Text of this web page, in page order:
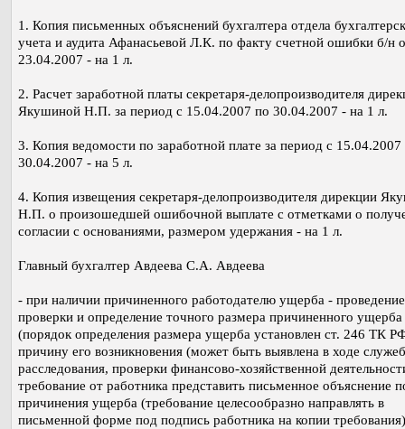
1. Копия письменных объяснений бухгалтера отдела
учета и аудита Афанасьевой Л.К. по факту счетной ошибки б/н
23.04.2007 - на 1 л.
2. Расчет заработной платы секретаря-делопроизводителя
Якушиной Н.П. за период с 15.04.2007 по 30.04.2007 - на 1 л.
3. Копия ведомости по заработной плате за период с 15.04.2007
30.04.2007 - на 5 л.
4. Копия извещения секретаря-делопроизводителя дирекции
Н.П. о произошедшей ошибочной выплате с отметками о
согласии с основаниями, размером удержания - на 1 л.
Главный бухгалтер Авдеева С.А. Авдеева
- при наличии причиненного работодателю ущерба - проведение
проверки и определение точного размера причиненного ущерба
(порядок определения размера ущерба установлен ст. 246 ТК
причину его возникновения (может быть выявлена в ходе
расследования, проверки финансово-хозяйственной
требование от работника представить письменное объяснение
причинения ущерба (требование целесообразно направлять в
письменной форме под подпись работника на копии